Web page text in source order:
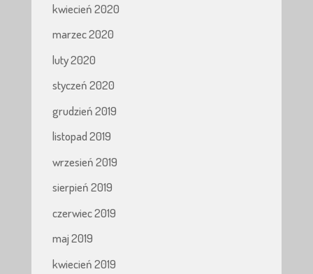
kwiecień 2020
marzec 2020
luty 2020
styczeń 2020
grudzień 2019
listopad 2019
wrzesień 2019
sierpień 2019
czerwiec 2019
maj 2019
kwiecień 2019